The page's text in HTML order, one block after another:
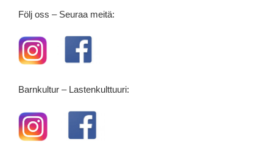
Följ oss – Seuraa meitä:
Barnkultur – Lastenkulttuuri: